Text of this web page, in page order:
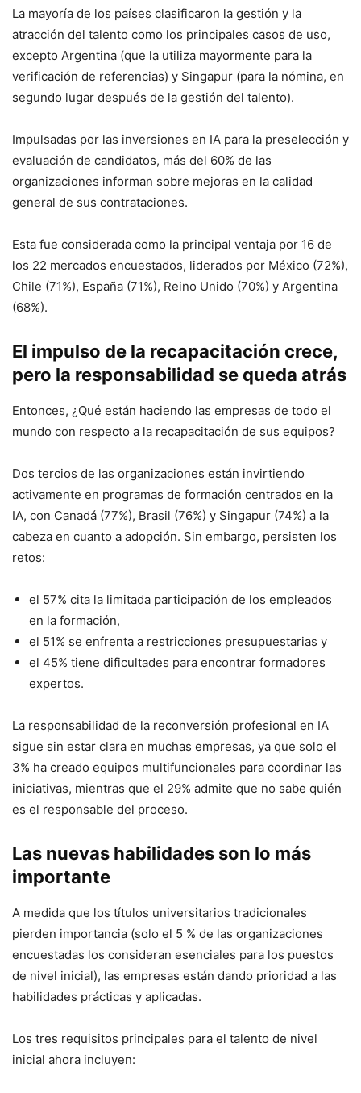
La mayoría de los países clasificaron la gestión y la
atracción del talento como los principales casos de uso,
excepto Argentina (que la utiliza mayormente para la
verificación de referencias) y Singapur (para la nómina, en
segundo lugar después de la gestión del talento).
Impulsadas por las inversiones en IA para la preselección y
evaluación de candidatos, más del 60% de las
organizaciones informan sobre mejoras en la calidad
general de sus contrataciones.
Esta fue considerada como la principal ventaja por 16 de
los 22 mercados encuestados, liderados por México (72%),
Chile (71%), España (71%), Reino Unido (70%) y Argentina
(68%).
El impulso de la recapacitación crece,
pero la responsabilidad se queda atrás
Entonces, ¿Qué están haciendo las empresas de todo el
mundo con respecto a la recapacitación de sus equipos?
Dos tercios de las organizaciones están invirtiendo
activamente en programas de formación centrados en la
IA, con Canadá (77%), Brasil (76%) y Singapur (74%) a la
cabeza en cuanto a adopción. Sin embargo, persisten los
retos:
el 57% cita la limitada participación de los empleados
en la formación,
el 51% se enfrenta a restricciones presupuestarias y
el 45% tiene dificultades para encontrar formadores
expertos.
La responsabilidad de la reconversión profesional en IA
sigue sin estar clara en muchas empresas, ya que solo el
3% ha creado equipos multifuncionales para coordinar las
iniciativas, mientras que el 29% admite que no sabe quién
es el responsable del proceso.
Las nuevas habilidades son lo más
importante
A medida que los títulos universitarios tradicionales
pierden importancia (solo el 5 % de las organizaciones
encuestadas los consideran esenciales para los puestos
de nivel inicial), las empresas están dando prioridad a las
habilidades prácticas y aplicadas.
Los tres requisitos principales para el talento de nivel
inicial ahora incluyen: